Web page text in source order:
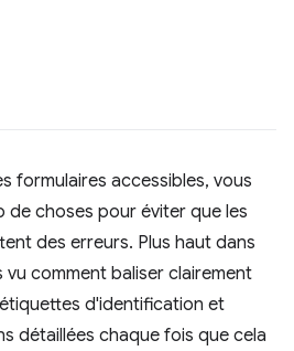
formulaires accessibles, vous
de choses pour éviter que les
des erreurs. Plus haut dans
vu comment baliser clairement
d'identification et
détaillées chaque fois que cela